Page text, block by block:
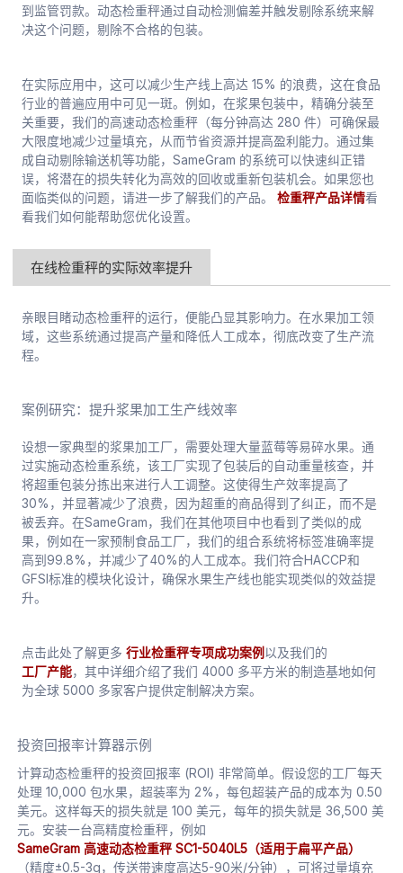
到监管罚款。动态检重秤通过自动检测偏差并触发剔除系统来解
决这个问题，剔除不合格的包装。
在实际应用中，这可以减少生产线上高达 15% 的浪费，这在食品
行业的普遍应用中可见一斑。例如，在浆果包装中，精确分装至
关重要，我们的高速动态检重秤（每分钟高达 280 件）可确保最
大限度地减少过量填充，从而节省资源并提高盈利能力。通过集
成自动剔除输送机等功能，SameGram 的系统可以快速纠正错
误，将潜在的损失转化为高效的回收或重新包装机会。如果您也
面临类似的问题，请进一步了解我们的产品。检重秤产品详情看
看我们如何能帮助您优化设置。
在线检重秤的实际效率提升
亲眼目睹动态检重秤的运行，便能凸显其影响力。在水果加工领
域，这些系统通过提高产量和降低人工成本，彻底改变了生产流
程。
案例研究：提升浆果加工生产线效率
设想一家典型的浆果加工厂，需要处理大量蓝莓等易碎水果。通
过实施动态检重系统，该工厂实现了包装后的自动重量核查，并
将超重包装分拣出来进行人工调整。这使得生产效率提高了
30%，并显著减少了浪费，因为超重的商品得到了纠正，而不是
被丢弃。在SameGram，我们在其他项目中也看到了类似的成
果，例如在一家预制食品工厂，我们的组合系统将标签准确率提
高到99.8%，并减少了40%的人工成本。我们符合HACCP和
GFSI标准的模块化设计，确保水果生产线也能实现类似的效益提
升。
点击此处了解更多行业检重秤专项成功案例 以及我们的
工厂产能，其中详细介绍了我们 4000 多平方米的制造基地如何
为全球 5000 多家客户提供定制解决方案。
投资回报率计算器示例
计算动态检重秤的投资回报率 (ROI) 非常简单。假设您的工厂每天
处理 10,000 包水果，超装率为 2%，每包超装产品的成本为 0.50
美元。这样每天的损失就是 100 美元，每年的损失就是 36,500 美
元。安装一台高精度检重秤，例如
SameGram 高速动态检重秤 SC1-5040L5（适用于扁平产品）
（精度±0.5-3g，传送带速度高达5-90米/分钟），可将过量填充